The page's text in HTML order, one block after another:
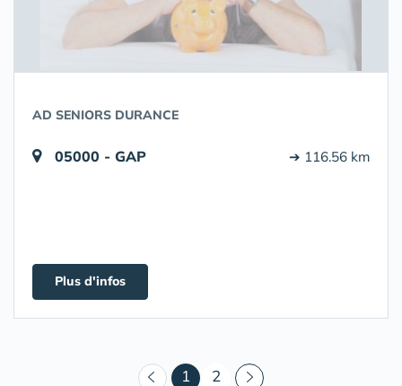
AD SENIORS DURANCE
05000 - GAP ➔ 116.56 km
Plus d'infos
1 (courant)
2